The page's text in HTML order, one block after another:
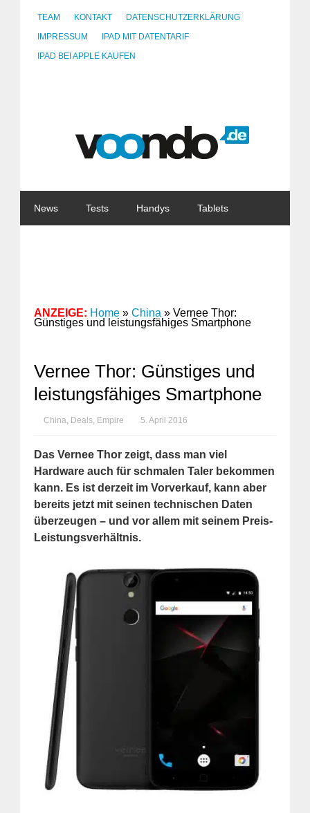
TEAM KONTAKT
DATENSCHUTZERKLÄRUNG
IMPRESSUM
IPAD MIT DATENTARIF
IPAD BEI APPLE KAUFEN
News Tests Handys Tablets
ANZEIGE: Home » China » Vernee Thor:
Günstiges und leistungsfähiges Smartphone
Vernee Thor: Günstiges und
leistungsfähiges Smartphone
China, Deals, Empire 5. April 2016
Das Vernee Thor zeigt, dass man viel
Hardware auch für schmalen Taler bekommen
kann. Es ist derzeit im Vorverkauf, kann aber
bereits jetzt mit seinen technischen Daten
überzeugen – und vor allem mit seinem Preis-
Leistungsverhältnis.